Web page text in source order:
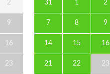
2
9
16
23
31 1 2
7 8 9
14 15 16
21 22 23